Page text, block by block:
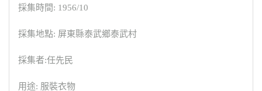
採集時間: 1956/10
採集地點: 屏東縣泰武鄉泰武村
採集者:任先民
用途: 服裝衣物